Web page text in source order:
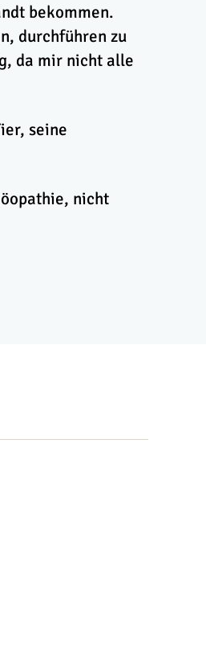
bekommen.
durchführen zu
da mir nicht alle
seine
nicht